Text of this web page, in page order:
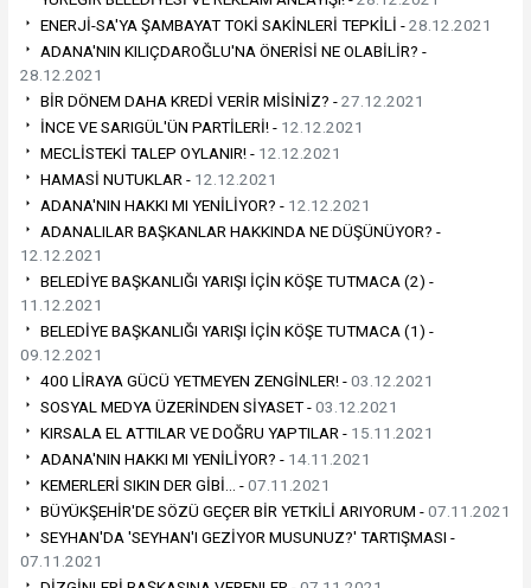
ENERJİ-SA'YA ŞAMBAYAT TOKİ SAKİNLERİ TEPKİLİ -28.12.2021
ADANA'NIN KILIÇDAROĞLU'NA ÖNERİSİ NE OLABİLİR? -
28.12.2021
BİR DÖNEM DAHA KREDİ VERİR MİSİNİZ? -27.12.2021
İNCE VE SARIGÜL'ÜN PARTİLERİ! - 12.12.2021
MECLİSTEKİ TALEP OYLANIR! - 12.12.2021
HAMASİ NUTUKLAR - 12.12.2021
ADANA'NIN HAKKI MI YENİLİYOR? - 12.12.2021
ADANALILAR BAŞKANLAR HAKKINDA NE DÜŞÜNÜYOR? -
12.12.2021
BELEDİYE BAŞKANLIĞI YARIŞI İÇİN KÖŞE TUTMACA (2) -
11.12.2021
BELEDİYE BAŞKANLIĞI YARIŞI İÇİN KÖŞE TUTMACA (1) -
09.12.2021
400 LİRAYA GÜCÜ YETMEYEN ZENGİNLER! -03.12.2021
SOSYAL MEDYA ÜZERİNDEN SİYASET -03.12.2021
KIRSALA EL ATTILAR VE DOĞRU YAPTILAR - 15.11.2021
ADANA'NIN HAKKI MI YENİLİYOR? - 14.11.2021
KEMERLERİ SIKIN DER GİBİ… -07.11.2021
BÜYÜKŞEHİR'DE SÖZÜ GEÇER BİR YETKİLİ ARIYORUM -07.11.2021
SEYHAN'DA 'SEYHAN'I GEZİYOR MUSUNUZ?' TARTIŞMASI -
07.11.2021